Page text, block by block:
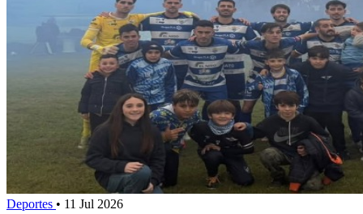
Deportes • 11 Jul 2026